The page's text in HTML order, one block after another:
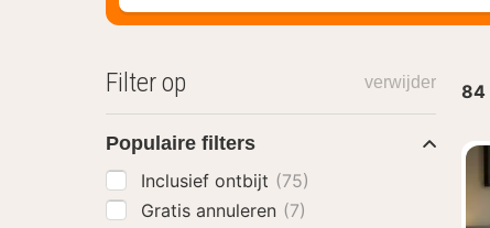
84
Filter op verwijder
Populaire filters
Inclusief ontbijt (75)
Gratis annuleren (7)